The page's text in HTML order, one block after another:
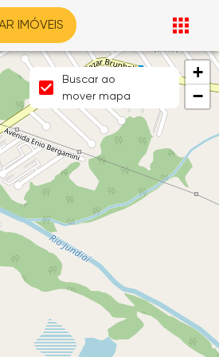
IMÓVEIS
+
−
Buscar ao
mover mapa